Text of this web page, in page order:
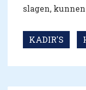
slagen,
KADIR'S